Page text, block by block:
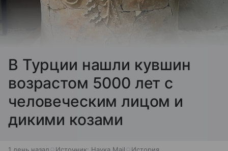
В Турции нашли кувшин
возрастом 5000 лет с
человеческим лицом и
дикими козами